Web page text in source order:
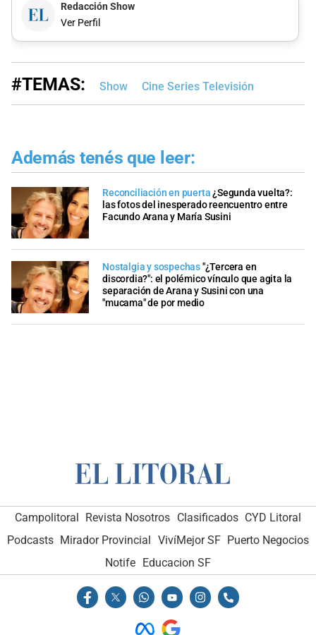
Redacción Show
Ver Perfil
#TEMAS: Show Cine Series Televisión
Además tenés que leer:
Reconciliación en puerta¿Segunda vuelta?:
las fotos del inesperado reencuentro entre
Facundo Arana y María Susini
Nostalgia y sospechas"¿Tercera en
discordia?": el polémico vínculo que agita la
separación de Arana y Susini con una
"mucama" de por medio
Campolitoral Revista Nosotros Clasificados CYD Litoral
Podcasts Mirador Provincial VivíMejor SF Puerto Negocios
Notife
Educacion SF